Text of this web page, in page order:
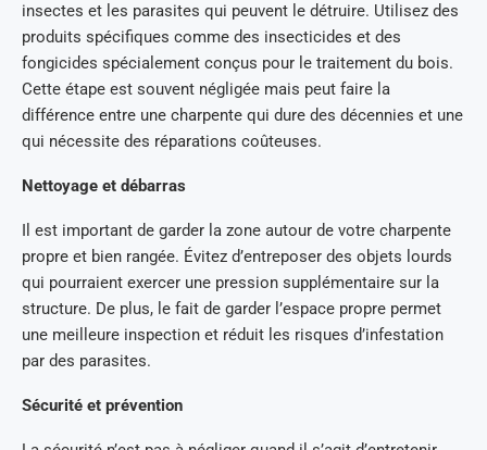
insectes et les parasites qui peuvent le détruire. Utilisez des
produits spécifiques comme des insecticides et des
fongicides spécialement conçus pour le traitement du bois.
Cette étape est souvent négligée mais peut faire la
différence entre une charpente qui dure des décennies et une
qui nécessite des réparations coûteuses.
Nettoyage et débarras
Il est important de garder la zone autour de votre charpente
propre et bien rangée. Évitez d’entreposer des objets lourds
qui pourraient exercer une pression supplémentaire sur la
structure. De plus, le fait de garder l’espace propre permet
une meilleure inspection et réduit les risques d’infestation
par des parasites.
Sécurité et prévention